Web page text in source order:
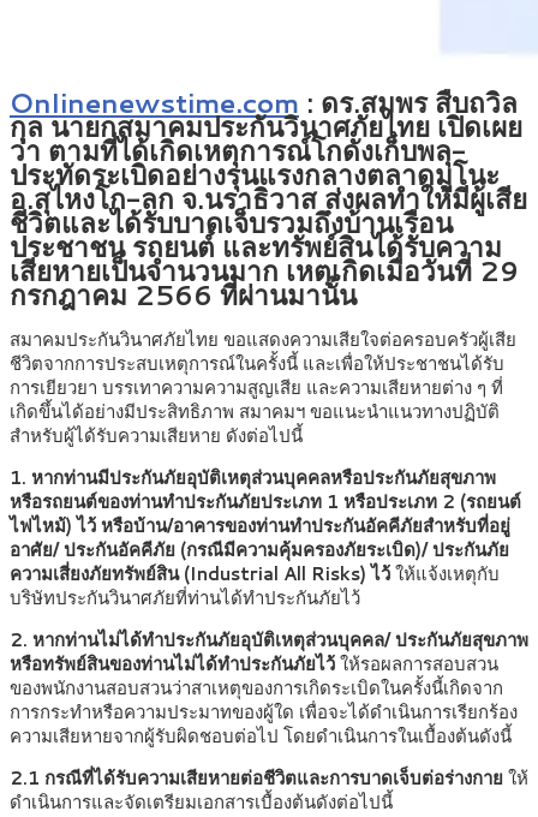
Onlinenewstime.com : ดร.สมพร สืบถวิล
กุล นายกสมาคมประกันวินาศภัยไทย เปิดเผย
ว่า ตามที่ได้เกิดเหตุการณ์โกดังเก็บพลุ-
ประทัดระเบิดอย่างรุนแรงกลางตลาดมูโนะ
อ.สุไหงโก-ลก จ.นราธิวาส ส่งผลทำให้มีผู้เสีย
ชีวิตและได้รับบาดเจ็บรวมถึงบ้านเรือน
ประชาชน รถยนต์ และทรัพย์สินได้รับความ
เสียหายเป็นจำนวนมาก เหตุเกิดเมื่อวันที่ 29
กรกฎาคม 2566 ที่ผ่านมานั้น
สมาคมประกันวินาศภัยไทย ขอแสดงความเสียใจต่อครอบครัวผู้เสีย
ชีวิตจากการประสบเหตุการณ์ในครั้งนี้ และเพื่อให้ประชาชนได้รับ
การเยียวยา บรรเทาความความสูญเสีย และความเสียหายต่าง ๆ ที่
เกิดขึ้นได้อย่างมีประสิทธิภาพ สมาคมฯ ขอแนะนำแนวทางปฏิบัติ
สำหรับผู้ได้รับความเสียหาย ดังต่อไปนี้
1. หากท่านมีประกันภัยอุบัติเหตุส่วนบุคคลหรือประกันภัยสุขภาพ
หรือรถยนต์ของท่านทำประกันภัยประเภท 1 หรือประเภท 2 (รถยนต์
ไฟไหม้) ไว้ หรือบ้าน/อาคารของท่านทำประกันอัคคีภัยสำหรับที่อยู่
อาศัย/ ประกันอัคคีภัย (กรณีมีความคุ้มครองภัยระเบิด)/ ประกันภัย
ความเสี่ยงภัยทรัพย์สิน (Industrial All Risks) ไว้ให้แจ้งเหตุกับ
บริษัทประกันวินาศภัยที่ท่านได้ทำประกันภัยไว้
2. หากท่านไม่ได้ทำประกันภัยอุบัติเหตุส่วนบุคคล/ ประกันภัยสุขภาพ
หรือทรัพย์สินของท่านไม่ได้ทำประกันภัยไว้ให้รอผลการสอบสวน
ของพนักงานสอบสวนว่าสาเหตุของการเกิดระเบิดในครั้งนี้เกิดจาก
การกระทำหรือความประมาทของผู้ใด เพื่อจะได้ดำเนินการเรียกร้อง
ความเสียหายจากผู้รับผิดชอบต่อไป โดยดำเนินการในเบื้องต้นดังนี้
2.1 กรณีที่ได้รับความเสียหายต่อชีวิตและการบาดเจ็บต่อร่างกายให้
ดำเนินการและจัดเตรียมเอกสารเบื้องต้นดังต่อไปนี้